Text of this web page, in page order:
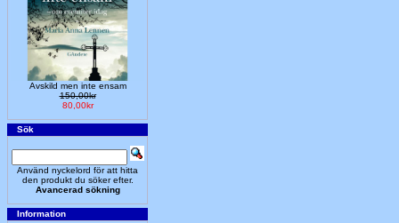
Avskild men inte ensam
150,00kr
80,00kr
Sök
Använd nyckelord för att hitta
den produkt du söker efter.
Avancerad sökning
Information